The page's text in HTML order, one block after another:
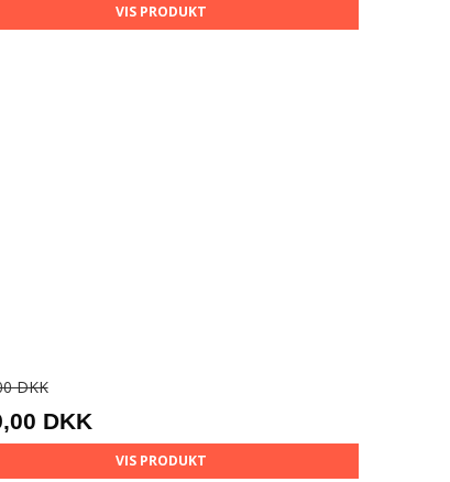
VIS PRODUKT
DKK
DKK
VIS PRODUKT